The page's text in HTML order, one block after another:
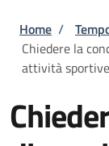
Home /
Chiedere la
attività